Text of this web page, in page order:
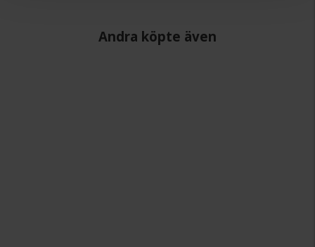
Andra köpte även